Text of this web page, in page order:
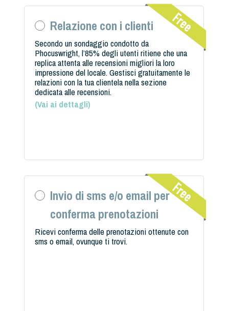
Relazione con i clienti
Secondo un sondaggio condotto da
Phocuswright, l’85% degli utenti ritiene che una
replica attenta alle recensioni migliori la loro
impressione del locale. Gestisci gratuitamente le
relazioni con la tua clientela nella sezione
dedicata alle recensioni.
(Vai ai dettagli)
Invio di sms e/o email per
conferma prenotazioni
Ricevi conferma delle prenotazioni ottenute con
sms o email, ovunque ti trovi.